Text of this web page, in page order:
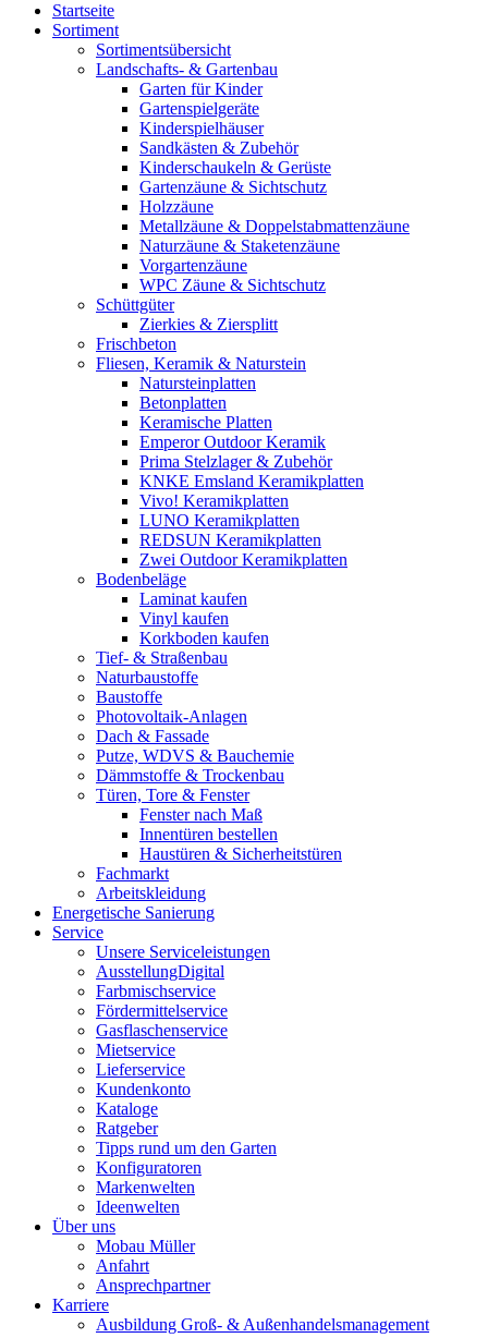
Startseite
Sortiment
Sortimentsübersicht
Landschafts- & Gartenbau
Garten für Kinder
Gartenspielgeräte
Kinderspielhäuser
Sandkästen & Zubehör
Kinderschaukeln & Gerüste
Gartenzäune & Sichtschutz
Holzzäune
Metallzäune & Doppelstabmattenzäune
Naturzäune & Staketenzäune
Vorgartenzäune
WPC Zäune & Sichtschutz
Schüttgüter
Zierkies & Ziersplitt
Frischbeton
Fliesen, Keramik & Naturstein
Natursteinplatten
Betonplatten
Keramische Platten
Emperor Outdoor Keramik
Prima Stelzlager & Zubehör
KNKE Emsland Keramikplatten
Vivo! Keramikplatten
LUNO Keramikplatten
REDSUN Keramikplatten
Zwei Outdoor Keramikplatten
Bodenbeläge
Laminat kaufen
Vinyl kaufen
Korkboden kaufen
Tief- & Straßenbau
Naturbaustoffe
Baustoffe
Photovoltaik-Anlagen
Dach & Fassade
Putze, WDVS & Bauchemie
Dämmstoffe & Trockenbau
Türen, Tore & Fenster
Fenster nach Maß
Innentüren bestellen
Haustüren & Sicherheitstüren
Fachmarkt
Arbeitskleidung
Energetische Sanierung
Service
Unsere Serviceleistungen
AusstellungDigital
Farbmischservice
Fördermittelservice
Gasflaschenservice
Mietservice
Lieferservice
Kundenkonto
Kataloge
Ratgeber
Tipps rund um den Garten
Konfiguratoren
Markenwelten
Ideenwelten
Über uns
Mobau Müller
Anfahrt
Ansprechpartner
Karriere
Ausbildung Groß- & Außenhandelsmanagement